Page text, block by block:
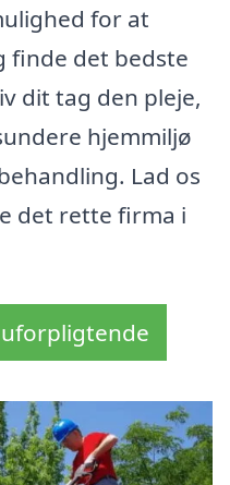
for at
finde det bedste
dit tag den pleje,
hjemmiljø
Lad os
det rette firma i